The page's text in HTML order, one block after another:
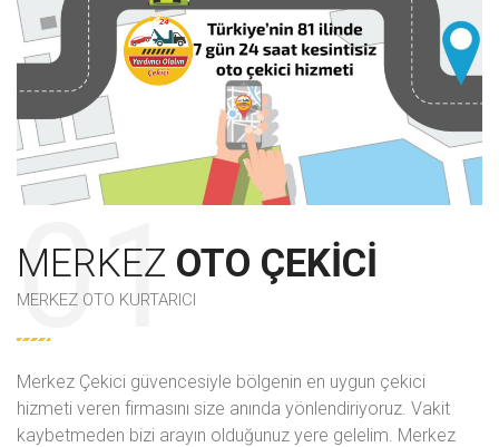
MERKEZ OTO ÇEKICI
MERKEZ OTO KURTARICI
Merkez Çekici güvencesiyle bölgenin en uygun çekici
hizmeti veren firmasını size anında yönlendiriyoruz. Vakit
kaybetmeden bizi arayın olduğunuz yere gelelim. Merkez